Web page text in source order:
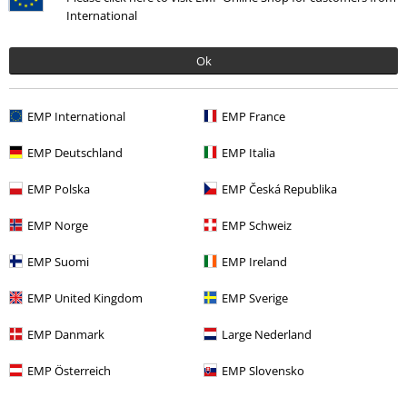
International
Ok
EMP International EMP France
EMP Deutschland EMP Italia
EMP Polska EMP Česká Republika
EMP Norge EMP Schweiz
EMP Suomi EMP Ireland
EMP United Kingdom EMP Sverige
EMP Danmark Large Nederland
EMP Österreich EMP Slovensko
kr 639,00